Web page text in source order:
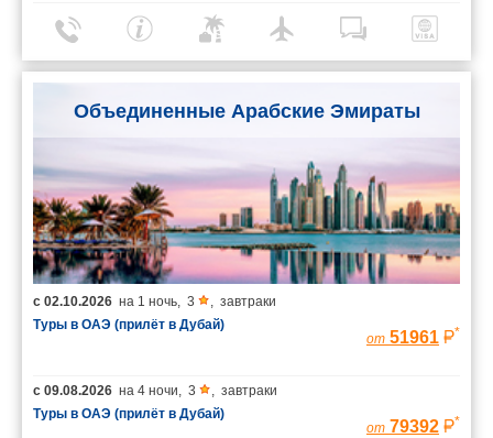
Объединенные Арабские Эмираты
с 02.10.2026 на 1 ночь, 3 , завтраки
Туры в ОАЭ (прилёт в Дубай)
от 51961 *
с 09.08.2026 на 4 ночи, 3 , завтраки
Туры в ОАЭ (прилёт в Дубай)
от 79392 *